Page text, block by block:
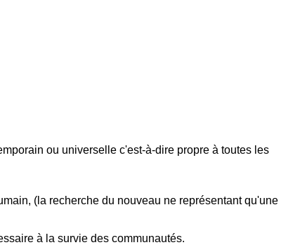
ou universelle c'est-à-dire propre à toutes les
(la recherche du nouveau ne représentant qu'une
à la survie des communautés.